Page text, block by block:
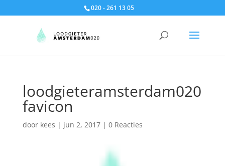
020 - 261 13 05
loodgieteramsterdam020
favicon
door kees | jun 2, 2017| 0 Reacties